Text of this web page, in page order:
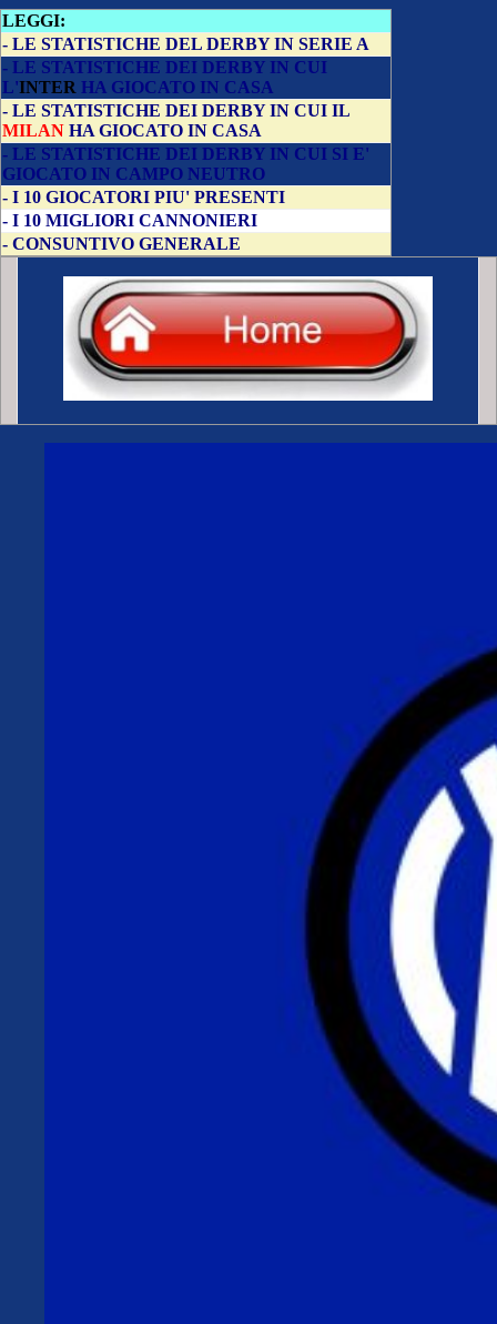
LEGGI:
- LE STATISTICHE DEL DERBY IN SERIE A
- LE STATISTICHE DEI DERBY IN CUI
L'INTER HA GIOCATO IN CASA
- LE STATISTICHE DEI DERBY IN CUI IL
MILAN HA GIOCATO IN CASA
- LE STATISTICHE DEI DERBY IN CUI SI E'
GIOCATO IN CAMPO NEUTRO
- I 10 GIOCATORI PIU' PRESENTI
- I 10 MIGLIORI CANNONIERI
- CONSUNTIVO GENERALE